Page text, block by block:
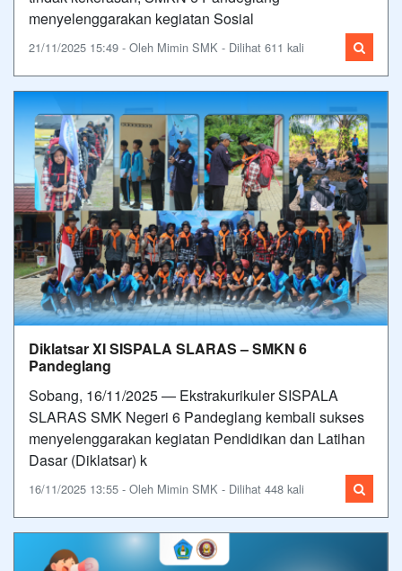
menyelenggarakan kegiatan Sosial
21/11/2025 15:49 - Oleh Mimin SMK - Dilihat 611 kali
Diklatsar XI SISPALA SLARAS – SMKN 6
Pandeglang
Sobang, 16/11/2025 — Ekstrakurikuler SISPALA
SLARAS SMK Negeri 6 Pandeglang kembali sukses
menyelenggarakan kegiatan Pendidikan dan Latihan
Dasar (Diklatsar) k
16/11/2025 13:55 - Oleh Mimin SMK - Dilihat 448 kali